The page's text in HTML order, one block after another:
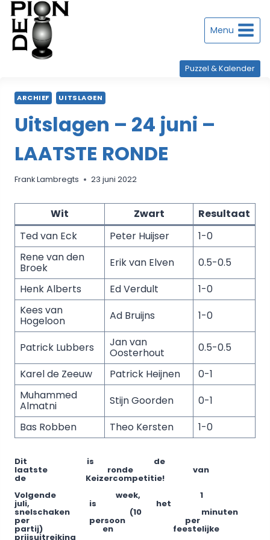
Doorgaan
naar
inhoud Menu
Puzzel & Kalender
ARCHIEF UITSLAGEN
Uitslagen – 24 juni –
LAATSTE RONDE
Frank Lambregts 23 juni 2022
Wit Zwart
Resultaat
Ted van Eck
Peter Huijser
1-0
Rene van den
Broek Erik van Elven
0.5-0.5
Henk Alberts
Ed Verdult
1-0
Kees van
Hogeloon Ad Bruijns 1-0
Patrick Lubbers Jan van
Oosterhout
0.5-0.5
Karel de Zeeuw
Patrick Heijnen
0-1
Muhammed
Almatni Stijn Goorden
0-1
Bas Robben
Theo Kersten 1-0
Dit is de
laatste ronde van
de Keizercompetitie!
Volgende week, 1
juli, is het
snelschaken (10 minuten
per persoon per
partij) en feestelijke
prijsuitreiking